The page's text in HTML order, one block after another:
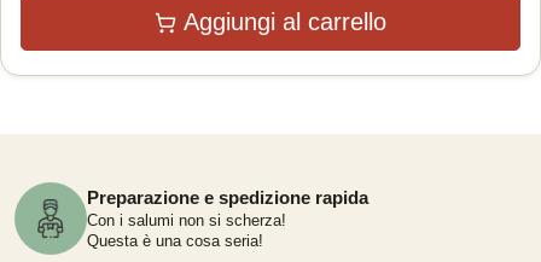
Aggiungi al carrello
Preparazione e spedizione rapida
Con i salumi non si scherza!
Questa è una cosa seria!